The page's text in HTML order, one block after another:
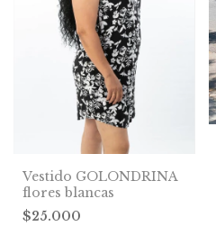
Vestido GOLONDRINA
flores blancas
$25.000